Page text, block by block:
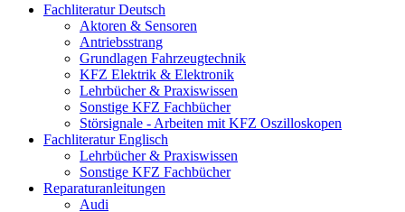
Fachliteratur Deutsch
Aktoren & Sensoren
Antriebsstrang
Grundlagen Fahrzeugtechnik
KFZ Elektrik & Elektronik
Lehrbücher & Praxiswissen
Sonstige KFZ Fachbücher
Störsignale - Arbeiten mit KFZ Oszilloskopen
Fachliteratur Englisch
Lehrbücher & Praxiswissen
Sonstige KFZ Fachbücher
Reparaturanleitungen
Audi